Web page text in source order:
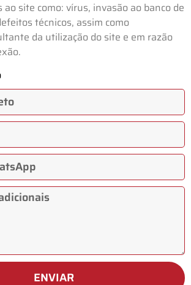
site como: vírus, invasão ao banco de
técnicos, assim como
da utilização do site e em razão
ENVIAR